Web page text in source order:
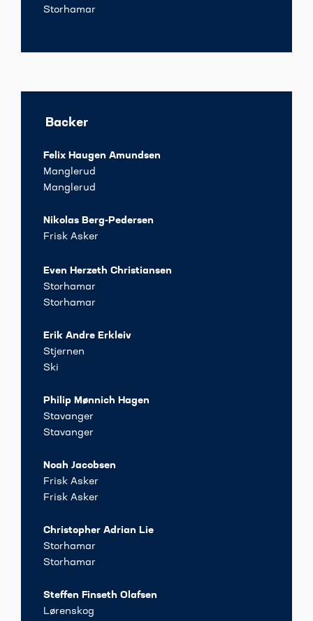
Storhamar
Backer
Felix Haugen Amundsen
Manglerud
Manglerud
Nikolas Berg-Pedersen
Frisk Asker
Even Herzeth Christiansen
Storhamar
Storhamar
Erik Andre Erkleiv
Stjernen
Ski
Philip Mønnich Hagen
Stavanger
Stavanger
Noah Jacobsen
Frisk Asker
Frisk Asker
Christopher Adrian Lie
Storhamar
Storhamar
Steffen Finseth Olafsen
Lørenskog